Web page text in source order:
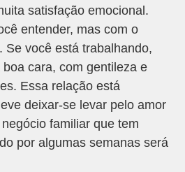
satisfação emocional.
entender, mas com o
Se você está trabalhando,
cara, com gentileza e
Essa relação está
deixar-se levar pelo amor
familiar que tem
por algumas semanas será